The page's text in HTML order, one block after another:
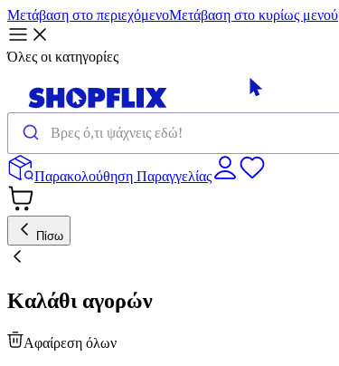
Μετάβαση στο περιεχόμενοΜετάβαση στο κυρίως μενού
Όλες οι κατηγορίες
Παρακολούθηση Παραγγελίας
Πίσω
Καλάθι αγορών
Αφαίρεση όλων